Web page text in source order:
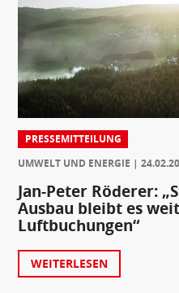
PRESSEMITTEILUNG
UMWELT UND ENERGIE
Jan-Peter Röderer:
Ausbau bleibt es
Luftbuchungen“
WEITERLESEN